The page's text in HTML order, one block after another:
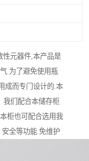
性元器件,本产品是
.为了避免使用瓶
成而专门设计的.本
我们配合本储存柜
柜也可配合选用我
全等功能.免维护